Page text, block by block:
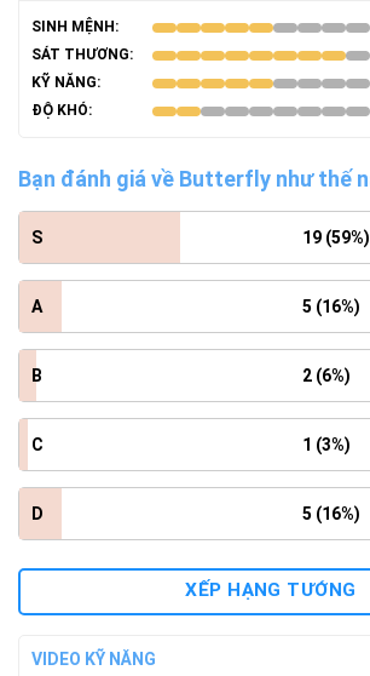
SINH MỆNH:
SÁT THƯƠNG:
KỸ NĂNG:
ĐỘ KHÓ:
Bạn đánh giá về Butterfly như thế
S 19 (59%)
A 5 (16%)
B 2 (6%)
C 1 (3%)
D 5 (16%)
XẾP HẠNG TƯỚNG
VIDEO KỸ NĂNG